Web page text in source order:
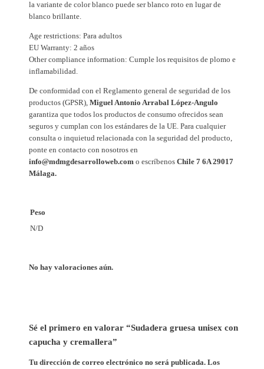
la variante de color blanco puede ser blanco roto en lugar de
blanco brillante.
Age restrictions: Para adultos
EU Warranty: 2 años
Other compliance information: Cumple los requisitos de plomo e
inflamabilidad.
De conformidad con el Reglamento general de seguridad de los
productos (GPSR), Miguel Antonio Arrabal López-Angulo
garantiza que todos los productos de consumo ofrecidos sean
seguros y cumplan con los estándares de la UE. Para cualquier
consulta o inquietud relacionada con la seguridad del producto,
ponte en contacto con nosotros en
info@mdmgdesarrolloweb.como escríbenos Chile 7 6A 29017
Málaga.
Peso
N/D
No hay valoraciones aún.
Sé el primero en valorar “Sudadera gruesa unisex con
capucha y cremallera”
Tu dirección de correo electrónico no será publicada. Los